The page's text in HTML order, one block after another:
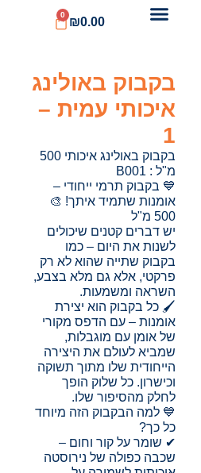
₪0.00
0
בקבוק באולינג
איכותי עמית –
1
בקבוק באולינג איכותי 500
מ"ל : B001
💙 בקבוק תרמי ייחודי –
אומנות שתמיד איתך! 🎨
500 מ"ל
יש דברים קטנים שיכולים
לשנות את היום – כמו
בקבוק שתייה שהוא לא רק
פרקטי, אלא גם מלא בצבע,
השראה ומשמעות.
🖌️ כל בקבוק הוא יצירת
אומנות – עם הדפס מקורי
של אומן עם מוגבלות,
שמביא לעולם את היצירה
הייחודית שלו מתוך תשוקה
וכישרון. כל שלוק הופך
לחלק מהסיפור שלו.
💙 למה הבקבוק הזה מיוחד
כל כך?
✔ שומר על קור וחום –
שכבה כפולה של נירוסטה